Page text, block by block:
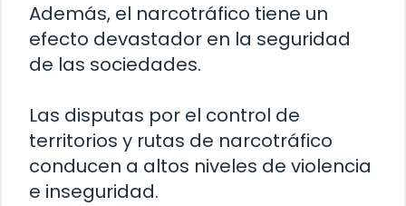
Además, el narcotráfico tiene un
efecto devastador en la seguridad
de las sociedades.
Las disputas por el control de
territorios y rutas de narcotráfico
conducen a altos niveles de violencia
e inseguridad.